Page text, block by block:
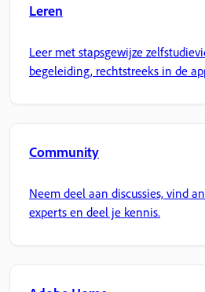
Leren
Leer met stapsgewijze
begeleiding, rechtstreeks in de
Community
Neem deel aan discussies, vind
experts en deel je kennis.